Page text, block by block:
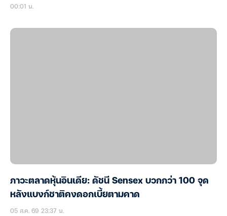
00:01 น.
ภาวะตลาดหุ้นอินเดีย: ดัชนี Sensex บวกกว่า 100 จุด
หลังแบงก์ชาติคงดอกเบี้ยตามคาด
05 ส.ค. 69 23:37 น.